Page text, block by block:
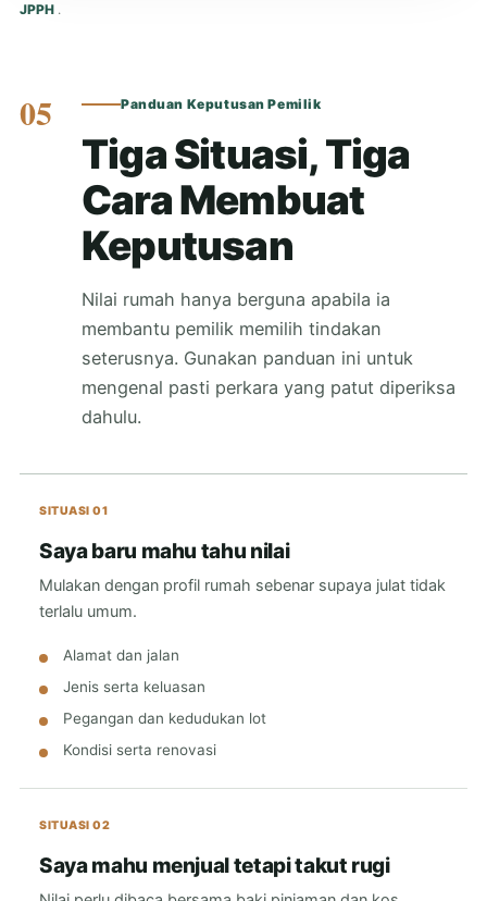
JPPH .
05 Panduan Keputusan Pemilik
Tiga Situasi, Tiga
Cara Membuat
Keputusan
Nilai rumah hanya berguna apabila ia
membantu pemilik memilih tindakan
seterusnya. Gunakan panduan ini untuk
mengenal pasti perkara yang patut diperiksa
dahulu.
SITUASI 01
Saya baru mahu tahu nilai
Mulakan dengan profil rumah sebenar supaya julat tidak
terlalu umum.
Alamat dan jalan
Jenis serta keluasan
Pegangan dan kedudukan lot
Kondisi serta renovasi
SITUASI 02
Saya mahu menjual tetapi takut rugi